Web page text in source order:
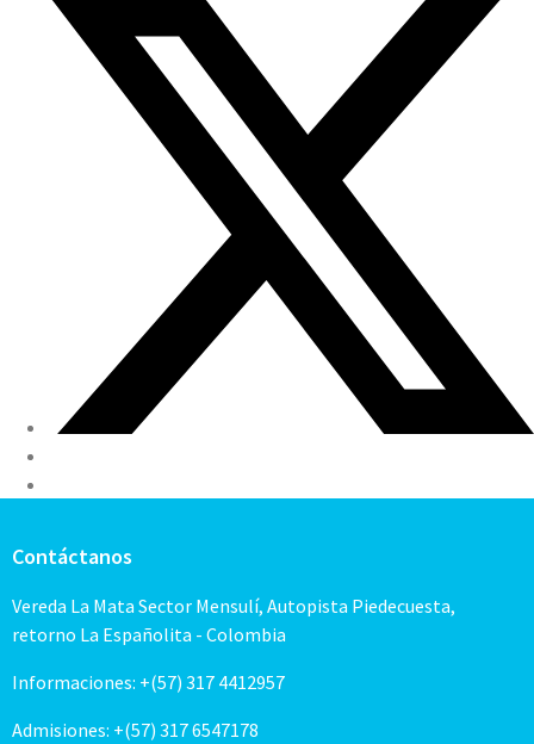
Contáctanos
Vereda La Mata Sector Mensulí, Autopista Piedecuesta,
retorno La Españolita - Colombia
Informaciones: +(57) 317 4412957
Admisiones: +(57) 317 6547178